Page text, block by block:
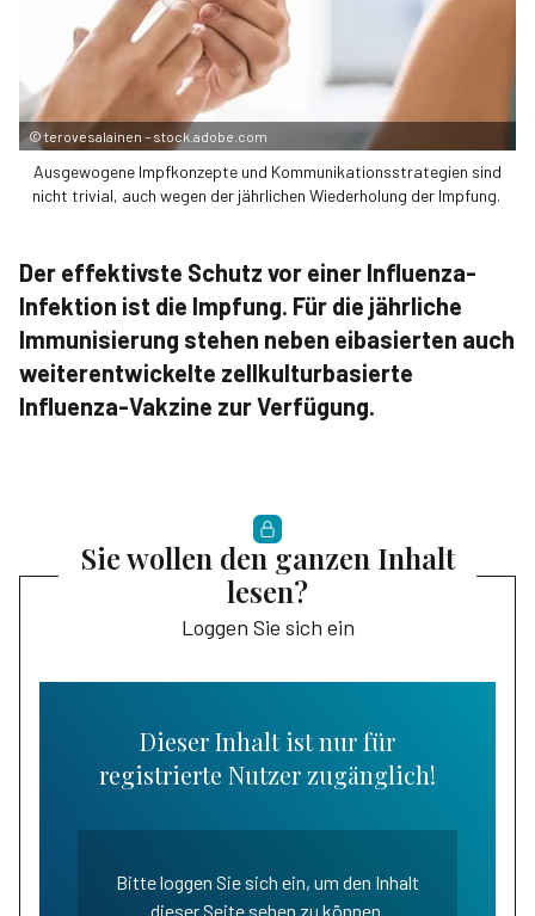
© terovesalainen – stock.adobe.com
Ausgewogene Impfkonzepte und Kommunikationsstrategien sind
nicht trivial, auch wegen der jährlichen Wiederholung der Impfung.
Der effektivste Schutz vor einer Influenza-
Infektion ist die Impfung. Für die jährliche
Immunisierung stehen neben eibasierten auch
weiterentwickelte zellkulturbasierte
Influenza-Vakzine zur Verfügung.
Sie wollen den ganzen Inhalt
lesen?
Loggen Sie sich ein
Dieser Inhalt ist nur für
registrierte Nutzer zugänglich!
Bitte loggen Sie sich ein, um den Inhalt
dieser Seite sehen zu können.